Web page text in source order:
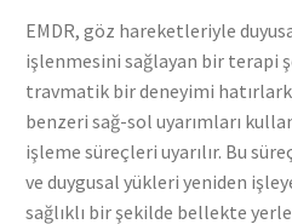
EMDR, göz hareketleriyle
işlenmesini sağlayan bir terapi
travmatik bir deneyimi
benzeri sağ-sol uyarımları
işleme süreçleri uyarılır. Bu
ve duygusal yükleri yeniden
sağlıklı bir şekilde bellekte